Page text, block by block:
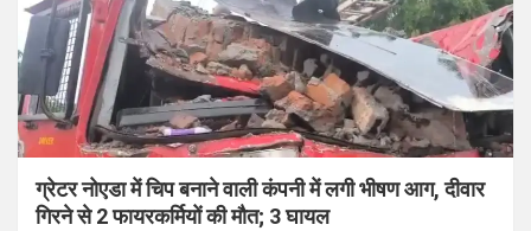
ग्रेटर नोएडा में चिप बनाने वाली कंपनी में लगी भीषण आग, दीवार
गिरने से 2 फायरकर्मियों की मौत; 3 घायल